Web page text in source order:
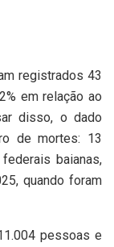
registrados 43
em relação ao
disso, o dado
de mortes: 13
baianas,
quando foram
pessoas e